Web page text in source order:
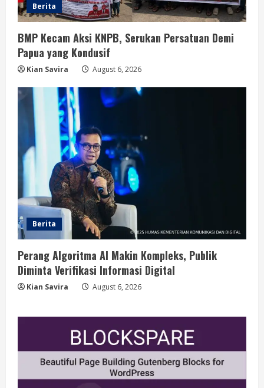
Berita
BMP Kecam Aksi KNPB, Serukan Persatuan Demi
Papua yang Kondusif
Kian Savira August 6, 2026
Berita
Perang Algoritma AI Makin Kompleks, Publik
Diminta Verifikasi Informasi Digital
Kian Savira August 6, 2026